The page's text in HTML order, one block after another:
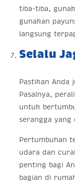
tiba-tiba,
gunakan
langsung
Selalu
Pastikan Anda
Pasalnya,
untuk
serangga yang
Pertumbuhan
udara dan
penting bagi
bagian di